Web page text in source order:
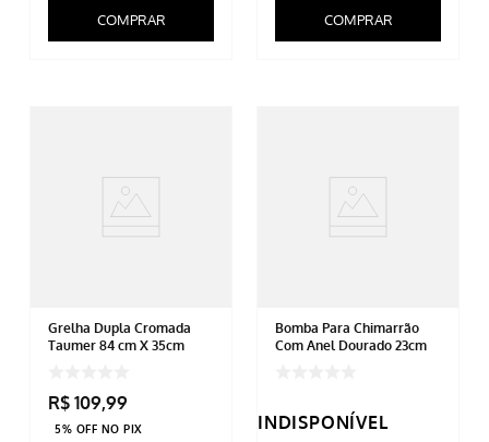
COMPRAR COMPRAR
Grelha Dupla Cromada
Taumer 84 cm X 35cm
R$ 109,99
5% OFF NO PIX
Bomba Para Chimarrão
Com Anel Dourado 23cm
INDISPONÍVEL